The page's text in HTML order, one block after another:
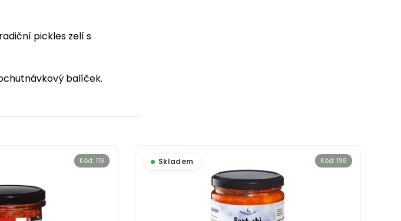
pickles zelí s
balíček.
Kód: 119 Skladem Kód: 198